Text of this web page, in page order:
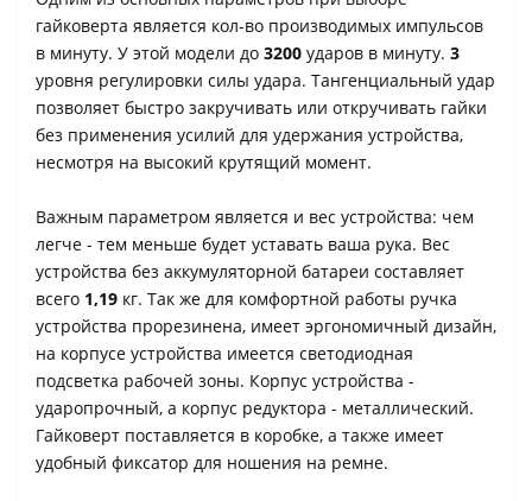
гайковерта является кол-во производимых импульсов
в минуту. У этой модели до 3200 ударов в минуту. 3
уровня регулировки силы удара. Тангенциальный удар
позволяет быстро закручивать или откручивать гайки
без применения усилий для удержания устройства,
несмотря на высокий крутящий момент.
Важным параметром является и вес устройства: чем
легче - тем меньше будет уставать ваша рука. Вес
устройства без аккумуляторной батареи составляет
всего 1,19 кг. Так же для комфортной работы ручка
устройства прорезинена, имеет эргономичный дизайн,
на корпусе устройства имеется светодиодная
подсветка рабочей зоны. Корпус устройства -
ударопрочный, а корпус редуктора - металлический.
Гайковерт поставляется в коробке, а также имеет
удобный фиксатор для ношения на ремне.